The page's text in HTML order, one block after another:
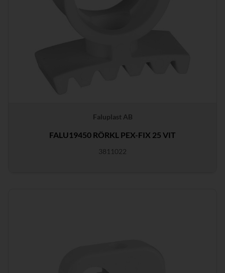
Faluplast AB
FALU19450 RÖRKL PEX-FIX 25 VIT
3811022